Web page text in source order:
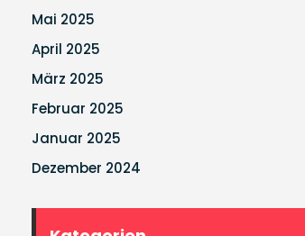
Mai 2025
April 2025
März 2025
Februar 2025
Januar 2025
Dezember 2024